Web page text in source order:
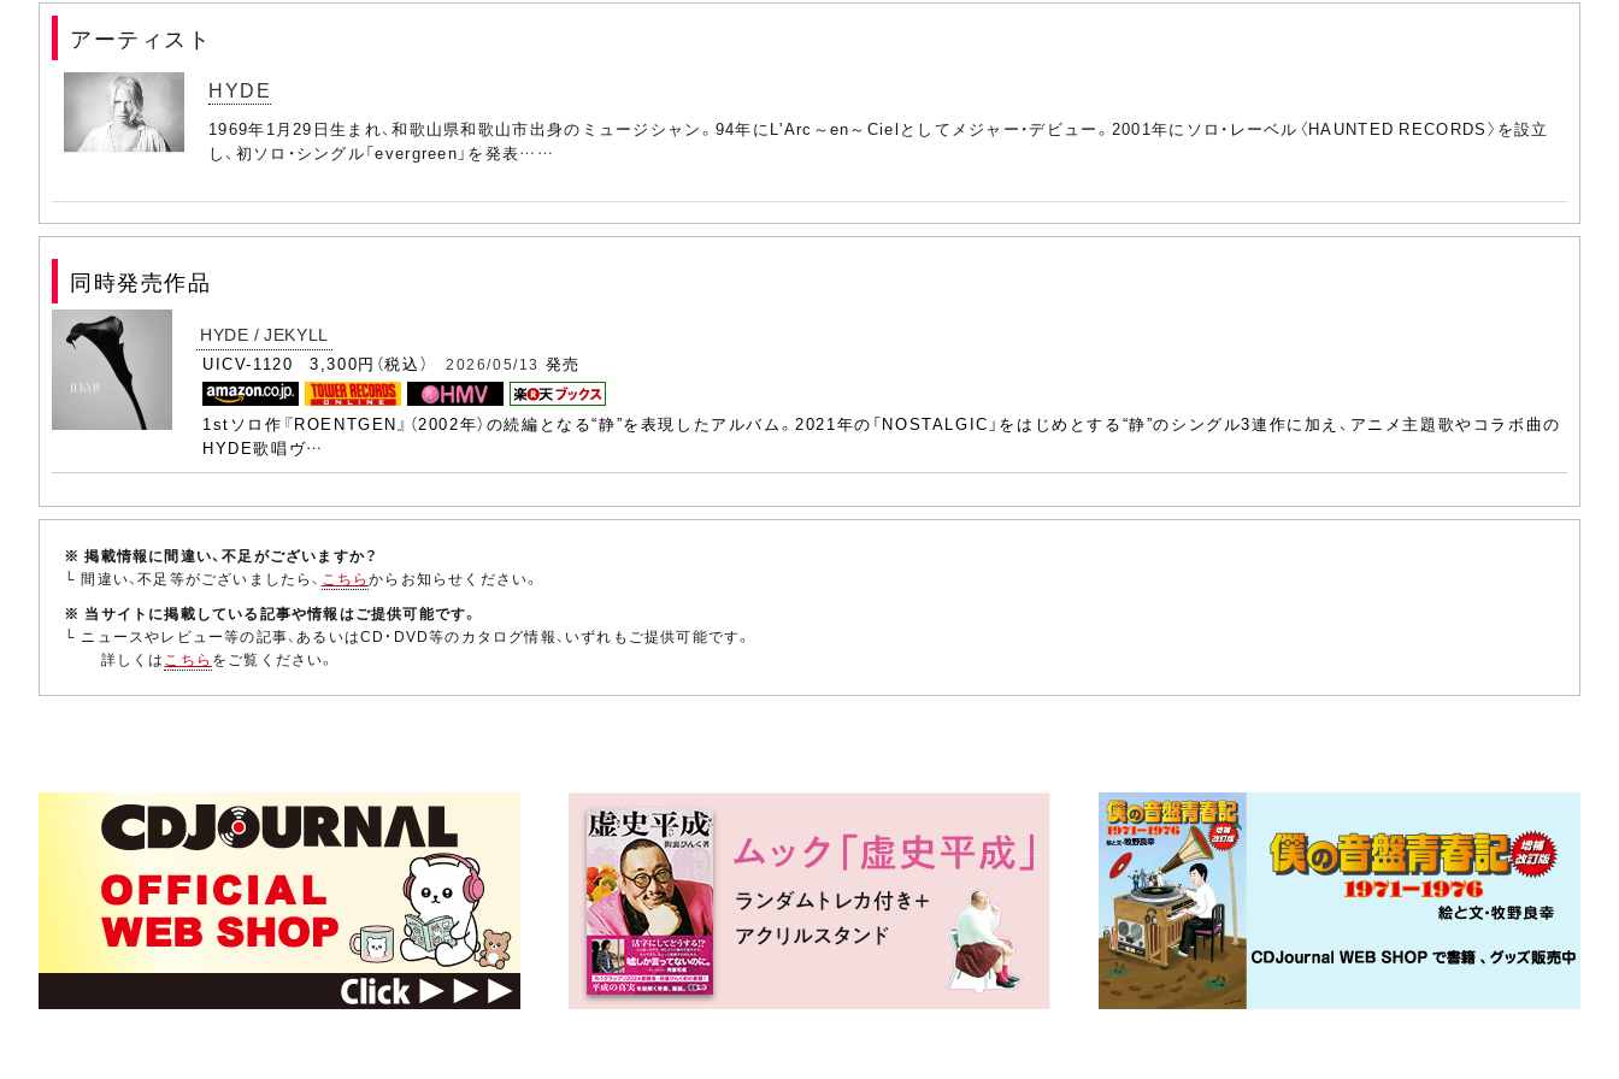
アーティスト
HYDE
1969年1月29日生まれ、和歌山県和歌山市出身のミュージシャン。94年にL'Arc～en～Cielとしてメジャー・デビュー。2001年にソロ・レーベル〈HAUNTED RECORDS〉を設立
し、初ソロ・シングル「evergreen」を発表……
同時発売作品
HYDE / JEKYLL
UICV-1120 3,300円（税込）2026/05/13 発売
1stソロ作『ROENTGEN』（2002年）の続編となる“静”を表現したアルバム。2021年の「NOSTALGIC」をはじめとする“静”のシングル3連作に加え、アニメ主題歌やコラボ曲の
HYDE歌唱ヴ…
※ 掲載情報に間違い、不足がございますか？
└ 間違い、不足等がございましたら、 こちらからお知らせください。
※ 当サイトに掲載している記事や情報はご提供可能です。
└ ニュースやレビュー等の記事、あるいはCD・DVD等のカタログ情報、いずれもご提供可能です。
詳しくは こちら をご覧ください。